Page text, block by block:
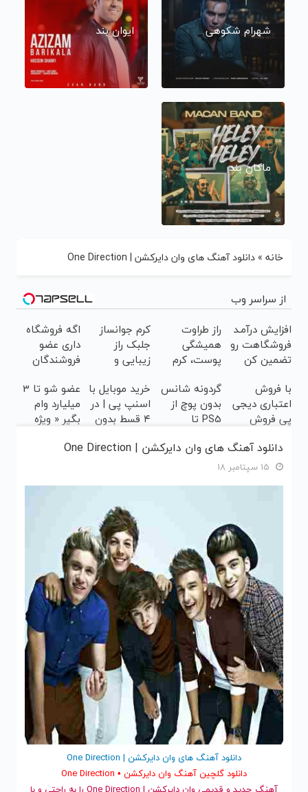
شهرام شکوهی ایوان بند
ماکان بند
خانه » دانلود آهنگ های وان دایرکشن | One Direction
از سراسر وب
افزایش درآمـد
فروشگاهت رو
تضمین کن
راز طراوت
همیشگی
پوست، کرم
با
45%تخفیف
کرم جوانساز
جلبک راز
زیبایی و
اگه فروشگاه
داری عضو
فروشندگان
فروش رو بالا
ببر
با فروش
اعتباری دیجی
پی فروش
بالاببر
گردونه شانس
بدون پوچ از
PS5 تا
بیت کوین 🔥
خرید موبایل با
اسنپ پی | در
۴ قسط بدون
عضو شو تا 3
میلیارد وام
بگیر « ویژه
دانلود آهنگ های وان دایرکشن | One Direction
دانلود آهنگ های وان دایرکشن | One Direction
دانلود گلچین آهنگ وان دایرکشن • One Direction